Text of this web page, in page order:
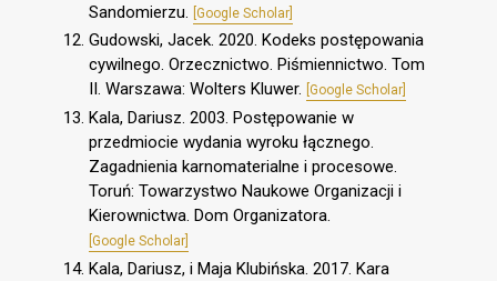
Sandomierzu.
[Google Scholar]
Gudowski, Jacek. 2020. Kodeks postępowania
cywilnego. Orzecznictwo. Piśmiennictwo. Tom
II. Warszawa: Wolters Kluwer. [Google Scholar]
Kala, Dariusz. 2003. Postępowanie w
przedmiocie wydania wyroku łącznego.
Zagadnienia karnomaterialne i procesowe.
Toruń: Towarzystwo Naukowe Organizacji i
Kierownictwa. Dom Organizatora.
[Google Scholar]
Kala, Dariusz, i Maja Klubińska. 2017. Kara